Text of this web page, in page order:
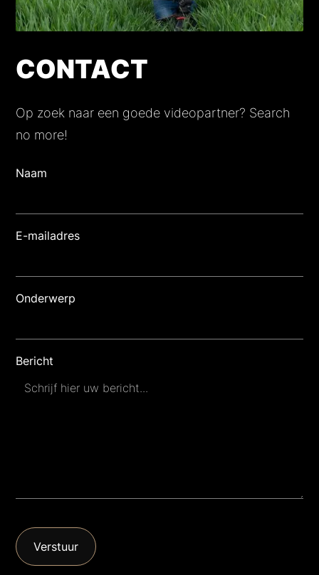
CONTACT
Op zoek naar een goede videopartner? Search
no more!
Naam
E-mailadres
Onderwerp
Bericht